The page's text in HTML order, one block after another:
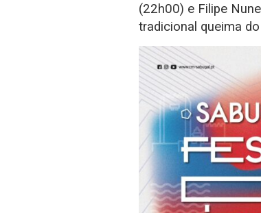
(22h00) e Filipe
tradicional queima do